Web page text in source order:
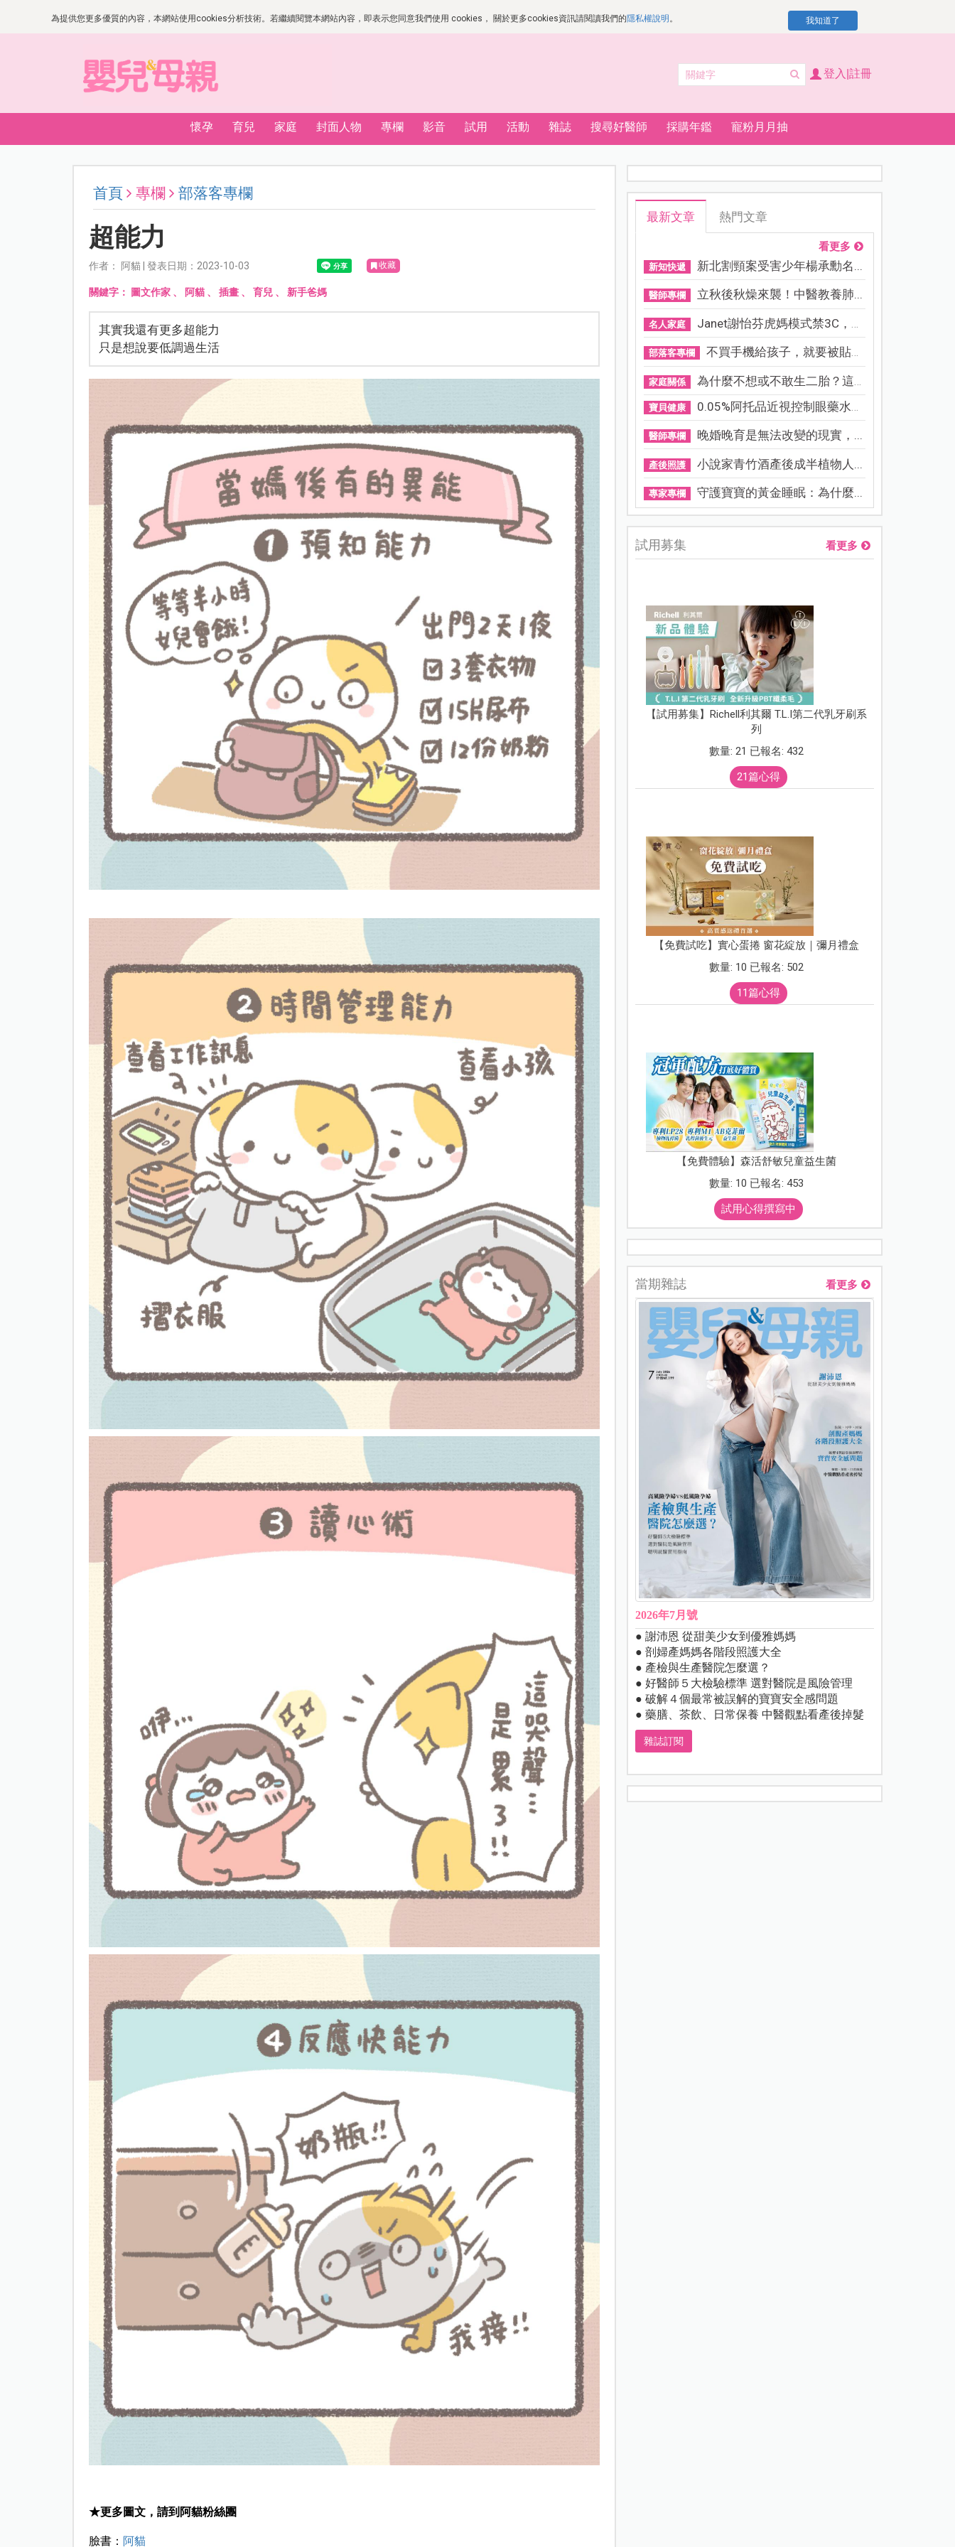
為提供您更多優質的內容，本網站使用cookies分析技術。若繼續閱覽本網站內容，即表示您同意我們使用 cookies， 關於更多cookies資訊請閱讀我們的隱私權說明 。 我知道了
登入|註冊
懷孕 育兒 家庭 封面人物 專欄 影音 試用 活動 雜誌 搜尋好醫師 採購年鑑 寵粉月月抽
首頁 專欄 部落客專欄
超能力
作者： 阿貓 | 發表日期：2023-10-03 收藏
關鍵字： 圖文作家、 阿貓、 插畫、 育兒、 新手爸媽
其實我還有更多超能力
只是想說要低調過生活
★更多圖文，請到阿貓粉絲團
臉書： 阿貓
最新文章 熱門文章
看更多
新知快遞 新北割頸案受害少年楊承勳名...
醫師專欄 立秋後秋燥來襲！中醫教養肺...
名人家庭 Janet謝怡芬虎媽模式禁3C，看...
部落客專欄 不買手機給孩子，就要被貼「...
家庭關係 為什麼不想或不敢生二胎？這8...
寶貝健康 0.05%阿托品近視控制眼藥水納...
醫師專欄 晚婚晚育是無法改變的現實，...
產後照護 小說家青竹酒產後成半植物人...
專家專欄 守護寶寶的黃金睡眠：為什麼...
試用募集 看更多
【試用募集】Richell利其爾 T.L.I第二代乳牙刷系
列
數量: 21 已報名: 432
21篇心得
【免費試吃】實心蛋捲 窗花綻放｜彌月禮盒
數量: 10 已報名: 502
11篇心得
【免費體驗】森活舒敏兒童益生菌
數量: 10 已報名: 453
試用心得撰寫中
當期雜誌 看更多
2026年7月號
● 謝沛恩 從甜美少女到優雅媽媽
● 剖婦產媽媽各階段照護大全
● 產檢與生產醫院怎麼選？
● 好醫師５大檢驗標準 選對醫院是風險管理
● 破解４個最常被誤解的寶寶安全感問題
● 藥膳、茶飲、日常保養 中醫觀點看產後掉髮
雜誌訂閱